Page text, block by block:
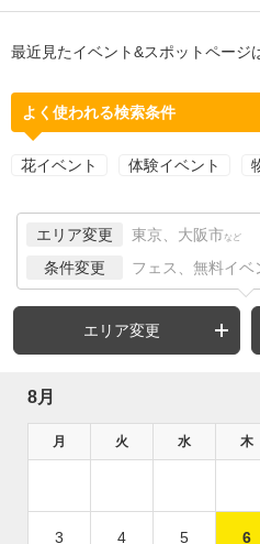
最近見たイベント&スポットページ
よく使われる検索条件
花イベント 体験イベント
エリア変更 東京、大阪市 など
条件変更 フェス、無料イベ
エリア変更
8月
月 火 水 木
3 4 5 6